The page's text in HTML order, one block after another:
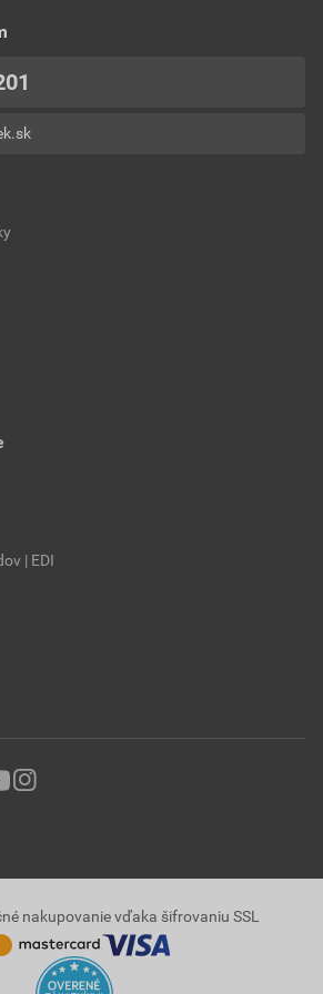
môže iba prihlásený užívateľ.
| EDI
nakupovanie vďaka šifrovaniu SSL